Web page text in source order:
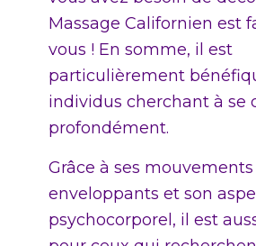
Massage Californien est
vous ! En somme, il est
particulièrement
individus cherchant à se
profondément.
Grâce à ses
enveloppants et son
psychocorporel, il est